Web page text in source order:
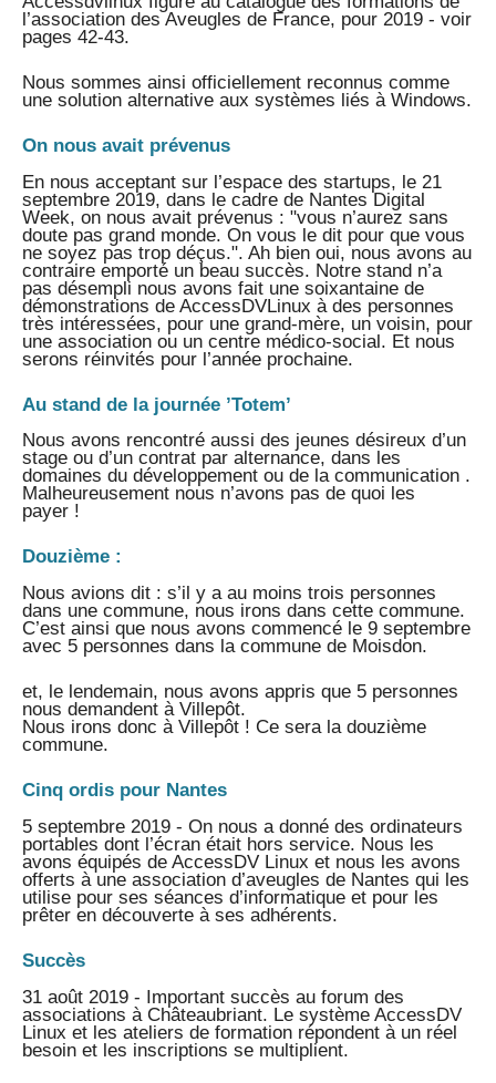
l’association des Aveugles de France, pour 2019 - voir
pages 42-43.
Nous sommes ainsi officiellement reconnus comme
une solution alternative aux systèmes liés à Windows.
On nous avait prévenus
En nous acceptant sur l’espace des startups, le 21
septembre 2019, dans le cadre de Nantes Digital
Week, on nous avait prévenus : "vous n’aurez sans
doute pas grand monde. On vous le dit pour que vous
ne soyez pas trop déçus.". Ah bien oui, nous avons au
contraire emporté un beau succès. Notre stand n’a
pas désempli nous avons fait une soixantaine de
démonstrations de AccessDVLinux à des personnes
très intéressées, pour une grand-mère, un voisin, pour
une association ou un centre médico-social. Et nous
serons réinvités pour l’année prochaine.
Au stand de la journée ’Totem’
Nous avons rencontré aussi des jeunes désireux d’un
stage ou d’un contrat par alternance, dans les
domaines du développement ou de la communication .
Malheureusement nous n’avons pas de quoi les
payer !
Douzième :
Nous avions dit : s’il y a au moins trois personnes
dans une commune, nous irons dans cette commune.
C’est ainsi que nous avons commencé le 9 septembre
avec 5 personnes dans la commune de Moisdon.
et, le lendemain, nous avons appris que 5 personnes
nous demandent à Villepôt.
Nous irons donc à Villepôt ! Ce sera la douzième
commune.
Cinq ordis pour Nantes
5 septembre 2019 - On nous a donné des ordinateurs
portables dont l’écran était hors service. Nous les
avons équipés de AccessDV Linux et nous les avons
offerts à une association d’aveugles de Nantes qui les
utilise pour ses séances d’informatique et pour les
prêter en découverte à ses adhérents.
Succès
31 août 2019 - Important succès au forum des
associations à Châteaubriant. Le système AccessDV
Linux et les ateliers de formation répondent à un réel
besoin et les inscriptions se multiplient.